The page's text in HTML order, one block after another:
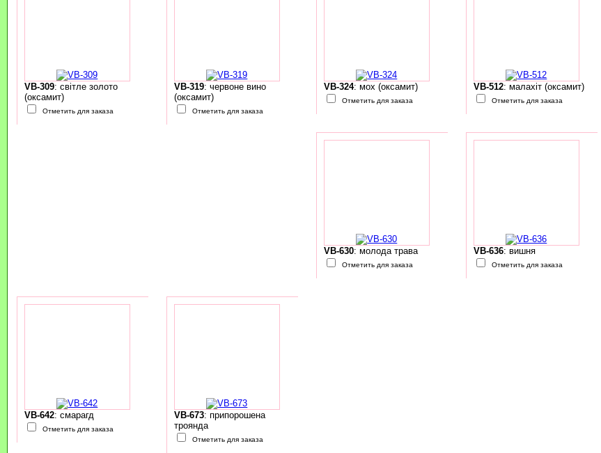
VB-309: світле золото
(оксамит)
Отметить для заказа
VB-319: червоне вино
(оксамит)
Отметить для заказа
VB-324: мох (оксамит)
Отметить для заказа
VB-512: малахіт (оксамит)
Отметить для заказа
VB-630: молода трава
Отметить для заказа
VB-636: вишня
Отметить для заказа
VB-642: смарагд
Отметить для заказа
VB-673: припорошена
троянда
Отметить для заказа